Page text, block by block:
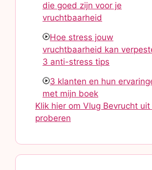
die goed zijn voor je
vruchtbaarheid
Hoe stress jouw
vruchtbaarheid kan
3 anti-stress tips
3 klanten en hun
met mijn boek
Klik hier om Vlug Bevrucht uit
proberen